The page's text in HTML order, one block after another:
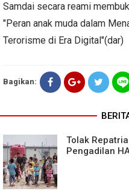
Samdai secara reami
"Peran anak muda dalam
Terorisme di Era Digital"(dar)
Bagikan:
Tolak
Pengadilan